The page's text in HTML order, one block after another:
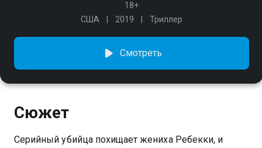
18+
США
2019 Триллер
Смотреть
Сюжет
Серийный убийца похищает жениха Ребекки, и